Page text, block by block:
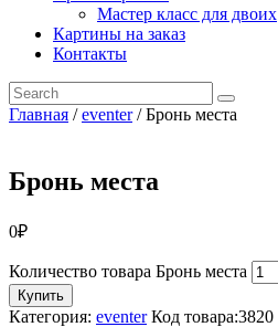
Мастер класс для двоих
Картины на заказ
Контакты
Главная /eventer/ Бронь места
Бронь места
0₽
Количество товара Бронь места
Купить
Категория: eventer Код товара:3820